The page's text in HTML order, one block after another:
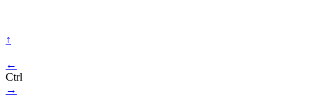
↑
←
Ctrl
→